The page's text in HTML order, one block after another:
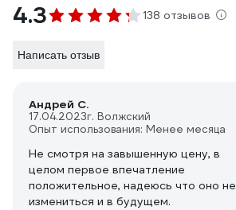
4.3 138 отзывов
Написать отзыв
Андрей С.
17.04.2023г. Волжский
Опыт использования: Менее месяца
Не смотря на завышенную цену, в
целом первое впечатление
положительное, надеюсь что оно не
измениться и в будущем.